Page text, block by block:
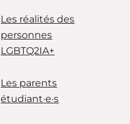
Les réalités des
personnes
LGBTQ2IA+
Les parents
étudiant·e·s